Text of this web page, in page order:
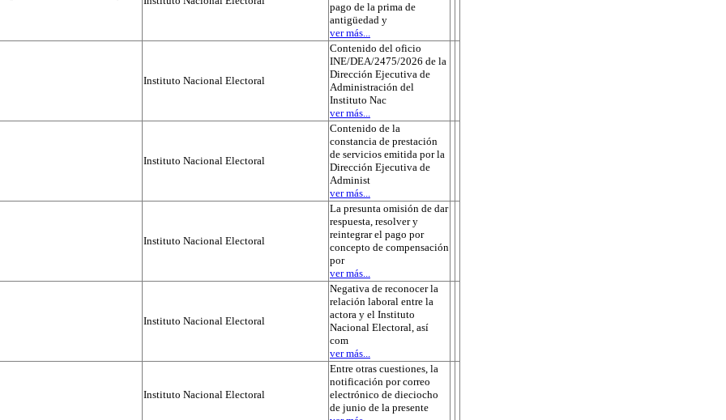
pago de la prima de
antigüedad y
ver más...
Instituto Nacional Electoral
Contenido del oficio
INE/DEA/2475/2026 de la
Dirección Ejecutiva de
Administración del
Instituto Nac
ver más...
Instituto Nacional Electoral
Contenido de la
constancia de prestación
de servicios emitida por la
Dirección Ejecutiva de
Administ
ver más...
Instituto Nacional Electoral
La presunta omisión de dar
respuesta, resolver y
reintegrar el pago por
concepto de compensación
por
ver más...
Instituto Nacional Electoral
Negativa de reconocer la
relación laboral entre la
actora y el Instituto
Nacional Electoral, así
com
ver más...
Instituto Nacional Electoral
Entre otras cuestiones, la
notificación por correo
electrónico de dieciocho
de junio de la presente